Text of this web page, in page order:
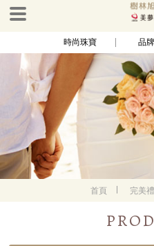
時尚珠寶 品
首頁 完美